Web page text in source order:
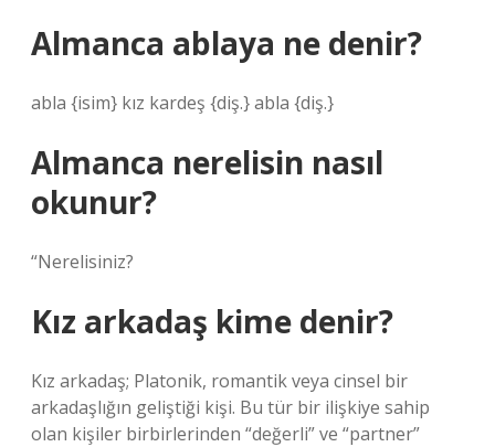
Almanca ablaya ne denir?
abla {isim} kız kardeş {diş.} abla {diş.}
Almanca nerelisin nasıl
okunur?
“Nerelisiniz?
Kız arkadaş kime denir?
Kız arkadaş; Platonik, romantik veya cinsel bir
arkadaşlığın geliştiği kişi. Bu tür bir ilişkiye sahip
olan kişiler birbirlerinden “değerli” ve “partner”